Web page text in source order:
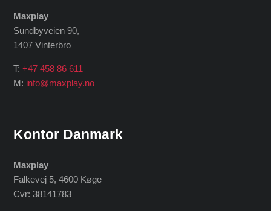
Maxplay
Sundbyveien 90,
1407 Vinterbro
T:+47 458 86 611
M: info@maxplay.no
Kontor Danmark
Maxplay
Falkevej 5, 4600 Køge
Cvr: 38141783